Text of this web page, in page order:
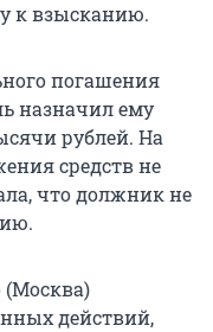
к взысканию.
погашения
назначил ему
рублей. На
средств не
что должник не
(Москва)
действий,